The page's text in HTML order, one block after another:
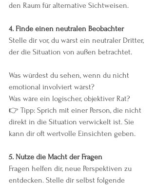
den Raum für alternative Sichtweisen.
4.⁠ ⁠Finde einen neutralen Beobachter
Stelle dir vor, du wärst ein neutraler Dritter,
der die Situation von außen betrachtet.
Was würdest du sehen, wenn du nicht
emotional involviert wärst?
Was wäre ein logischer, objektiver Rat?
👉 Tipp: Sprich mit einer Person, die nicht
direkt in die Situation verwickelt ist. Sie
kann dir oft wertvolle Einsichten geben.
5.⁠ ⁠Nutze die Macht der Fragen
Fragen helfen dir, neue Perspektiven zu
entdecken. Stelle dir selbst folgende